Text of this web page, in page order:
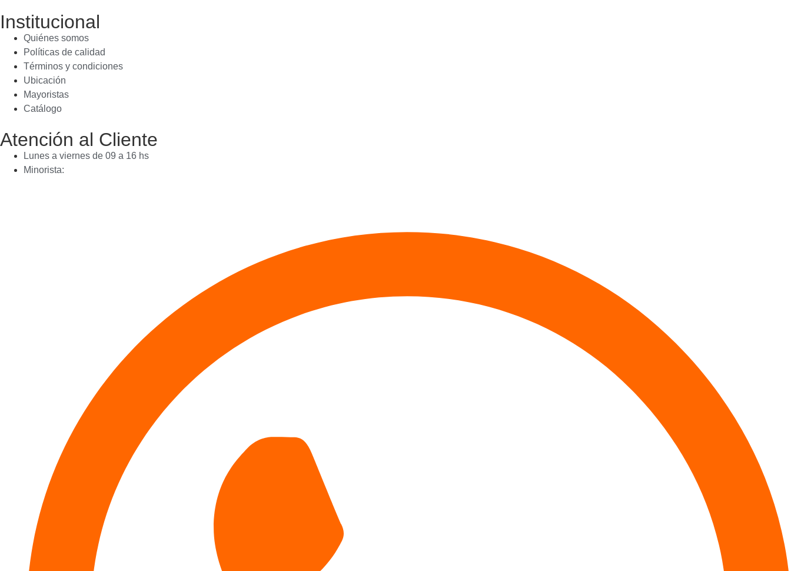
Institucional
Quiénes somos
Políticas de calidad
Términos y condiciones
Ubicación
Mayoristas
Catálogo
Atención al Cliente
Lunes a viernes de 09 a 16 hs
Minorista: